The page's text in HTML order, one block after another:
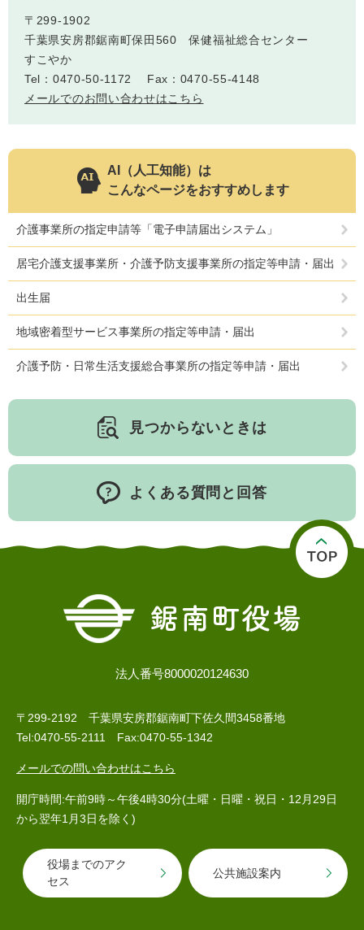
〒299-1902
千葉県安房郡鋸南町保田560 保健福祉総合センター
すこやか
Tel：0470-50-1172
Fax：0470-55-4148
メールでのお問い合わせはこちら
AI（人工知能）は
こんなページをおすすめします
介護事業所の指定申請等「電子申請届出システム」
居宅介護支援事業所・介護予防支援事業所の指定等申請・届出
出生届
地域密着型サービス事業所の指定等申請・届出
介護予防・日常生活支援総合事業所の指定等申請・届出
見つからないときは
よくある質問と回答
法人番号8000020124630
〒299-2192 千葉県安房郡鋸南町下佐久間3458番地
Tel:0470-55-2111 Fax:0470-55-1342
メールでの問い合わせはこちら
開庁時間:午前9時～午後4時30分(土曜・日曜・祝日・12月29日
から翌年1月3日を除く)
役場までのアク
セス
公共施設案内